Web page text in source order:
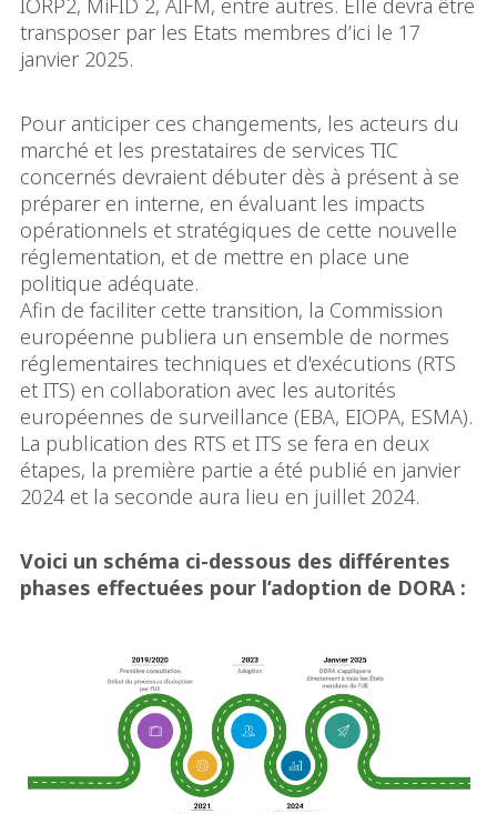
transposer par les Etats membres d’ici le 17
janvier 2025.
Pour anticiper ces changements, les acteurs du
marché et les prestataires de services TIC
concernés devraient débuter dès à présent à se
préparer en interne, en évaluant les impacts
opérationnels et stratégiques de cette nouvelle
réglementation, et de mettre en place une
politique adéquate.
Afin de faciliter cette transition, la Commission
européenne publiera un ensemble de normes
réglementaires techniques et d'exécutions (RTS
et ITS) en collaboration avec les autorités
européennes de surveillance (EBA, EIOPA, ESMA).
La publication des RTS et ITS se fera en deux
étapes, la première partie a été publié en janvier
2024 et la seconde aura lieu en juillet 2024.
Voici un schéma ci-dessous des différentes
phases effectuées pour l’adoption de DORA :